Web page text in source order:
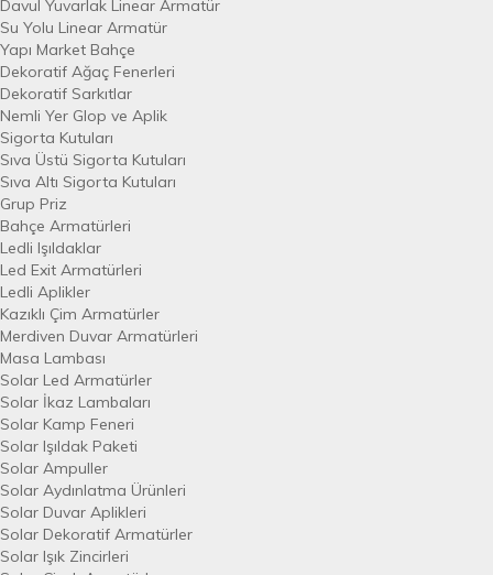
Davul Yuvarlak Linear Armatür
Su Yolu Linear Armatür
Yapı Market Bahçe
Dekoratif Ağaç Fenerleri
Dekoratif Sarkıtlar
Nemli Yer Glop ve Aplik
Sigorta Kutuları
Sıva Üstü Sigorta Kutuları
Sıva Altı Sigorta Kutuları
Grup Priz
Bahçe Armatürleri
Ledli Işıldaklar
Led Exit Armatürleri
Ledli Aplikler
Kazıklı Çim Armatürler
Merdiven Duvar Armatürleri
Masa Lambası
Solar Led Armatürler
Solar İkaz Lambaları
Solar Kamp Feneri
Solar Işıldak Paketi
Solar Ampuller
Solar Aydınlatma Ürünleri
Solar Duvar Aplikleri
Solar Dekoratif Armatürler
Solar Işık Zincirleri